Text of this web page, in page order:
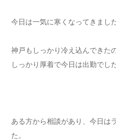
今日は一気に寒くなってきました
神戸もしっかり冷え込んできた
しっかり厚着で今日は出勤でした
ある方から相談があり、今日は
た。